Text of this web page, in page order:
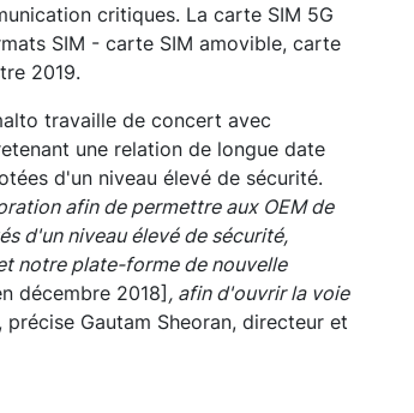
critiques. La carte SIM 5G
SIM - carte SIM amovible, carte
2019.
travaille de concert avec
une relation de longue date
d'un niveau élevé de sécurité.
afin de permettre aux OEM de
d'un niveau élevé de sécurité,
notre plate-forme de nouvelle
décembre 2018] , afin d'ouvrir la voie
Gautam Sheoran, directeur et